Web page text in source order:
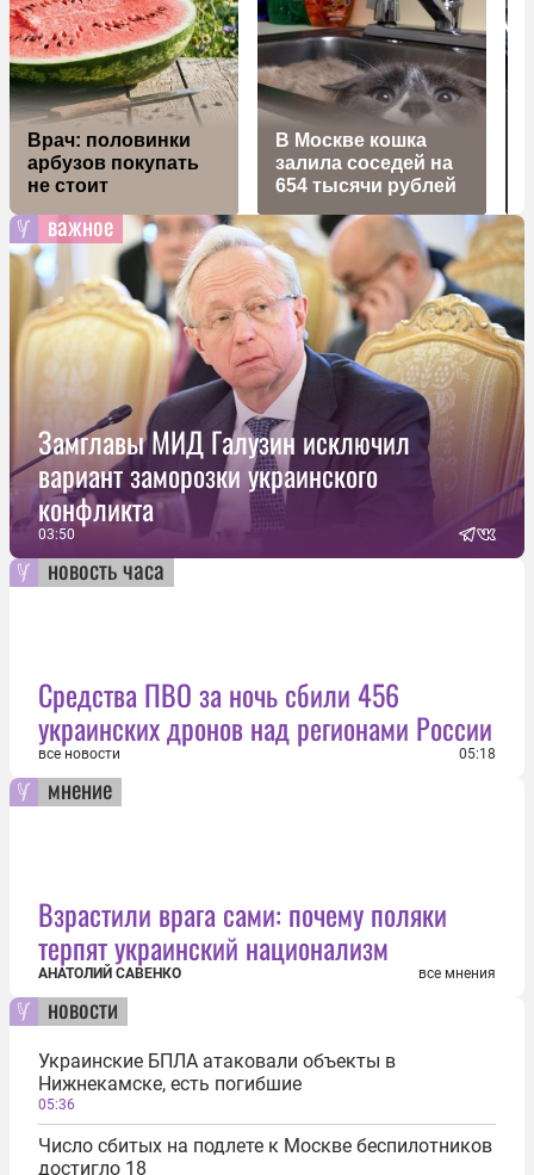
Врач: половинки
арбузов покупать
не стоит
В Москве кошка
залила соседей на
654 тысячи рублей
важное
Замглавы МИД Галузин исключил
вариант заморозки украинского
конфликта
03:50
новость часа
Средства ПВО за ночь сбили 456
украинских дронов над регионами России
все новости 05:18
мнение
Взрастили врага сами: почему поляки
терпят украинский национализм
АНАТОЛИЙ САВЕНКО все мнения
новости
Украинские БПЛА атаковали объекты в
Нижнекамске, есть погибшие
05:36
Число сбитых на подлете к Москве беспилотников
достигло 18